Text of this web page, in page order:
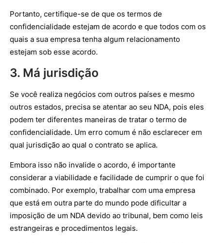
Portanto, certifique-se de que os termos de
confidencialidade estejam de acordo e que todos com os
quais a sua empresa tenha algum relacionamento
estejam sob esse acordo.
3. Má jurisdição
Se você realiza negócios com outros países e mesmo
outros estados, precisa se atentar ao seu NDA, pois eles
podem ter diferentes maneiras de tratar o termo de
confidencialidade. Um erro comum é não esclarecer em
qual jurisdição ao qual o contrato se aplica.
Embora isso não invalide o acordo, é importante
considerar a viabilidade e facilidade de cumprir o que foi
combinado. Por exemplo, trabalhar com uma empresa
que está em outra parte do mundo pode dificultar a
imposição de um NDA devido ao tribunal, bem como leis
estrangeiras e procedimentos legais.